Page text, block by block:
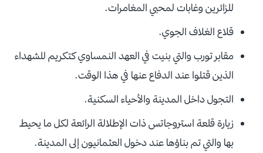
للزائرين وغابات لمحبي المغامرات.
قلاع الغلاف الجوي.
مقابر تورب والتي بنيت في العهد النمساوي كتكريم للشهداء
الذين قتلوا عند الدفاع عنها في هذا الوقت.
التجول داخل المدينة والأحياء السكنية.
زيارة قلعة استروجاتس ذات الإطلالة الرائعة لكل ما يحيط
بها والتي تم بناؤها عند دخول العثمانيون إلى المدينة.